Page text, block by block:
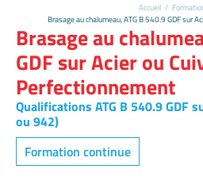
Accueil /
Brasage au chalumeau, ATG B 540.9 GDF sur
Brasage au
GDF sur Acier ou
Perfectionnement
Qualifications ATG B 540.9 GDF
ou 942)
Formation continue